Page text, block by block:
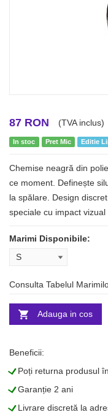
87 RON (TVA inclus)
In stoc Pret Mic Editie
Chemise neagră din
ce moment. Definește
la spălare. Design
speciale cu impact vizual
Marimi Disponibile:
Consulta Tabelul
Adauga in cos
Beneficii:
LPoți returna produsul
LGaranție 2 ani
LLivrare discretă la